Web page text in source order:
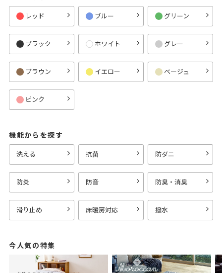
レッド ブルー グリーン
ブラック ホワイト グレー
ブラウン イエロー ベージュ
ピンク
機能からを探す
洗える 抗菌 防ダニ
防炎 防音 防臭・消臭
滑り止め 床暖房対応 撥水
今人気の特集